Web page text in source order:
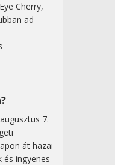
Cherry,
ad
7.
át hazai
és ingyenes